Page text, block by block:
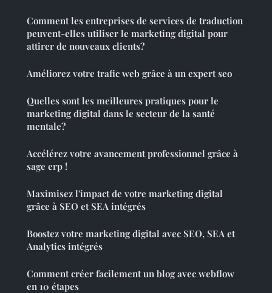
Comment les entreprises de services de traduction
peuvent-elles utiliser le marketing digital pour
attirer de nouveaux clients?
Améliorez votre trafic web grâce à un expert seo
Quelles sont les meilleures pratiques pour le
marketing digital dans le secteur de la santé
mentale?
Accélérez votre avancement professionnel grâce à
sage erp !
Maximisez l'impact de votre marketing digital
grâce à SEO et SEA intégrés
Boostez votre marketing digital avec SEO, SEA et
Analytics intégrés
Comment créer facilement un blog avec webflow
en 10 étapes